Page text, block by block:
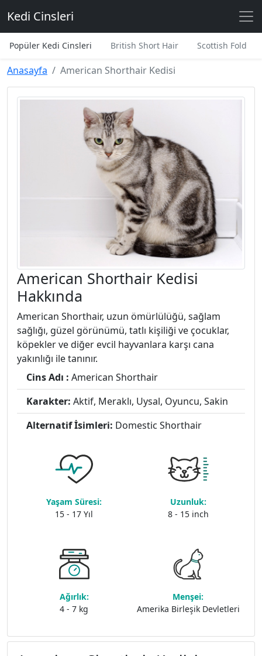
Kedi Cinsleri
Popüler Kedi Cinsleri British Short Hair Scottish Fold
Anasayfa American Shorthair Kedisi
American Shorthair Kedisi
Hakkında
American Shorthair, uzun ömürlülüğü, sağlam
sağlığı, güzel görünümü, tatlı kişiliği ve çocuklar,
köpekler ve diğer evcil hayvanlara karşı cana
yakınlığı ile tanınır.
Cins Adı : American Shorthair
Karakter: Aktif, Meraklı, Uysal, Oyuncu, Sakin
Alternatif İsimleri: Domestic Shorthair
Yaşam Süresi:
15 - 17 Yıl
Uzunluk:
8 - 15 inch
Ağırlık:
4 - 7 kg
Menşei:
Amerika Birleşik Devletleri